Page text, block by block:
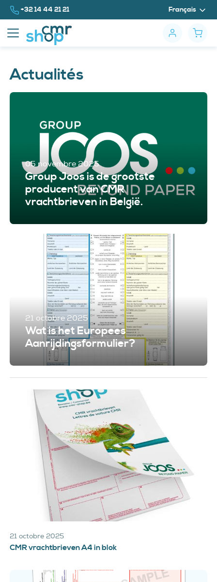
Vers le contenu
Appelez-nous au
+32 14 44 21 21 Français
Actualités
05 novembre 2025
Group Joos is de grootste
producent van CMR
vrachtbrieven in België.
21 octobre 2025
Wat is het Europees
Aanrijdingsformulier?
21 octobre 2025
CMR vrachtbrieven A4 in blok